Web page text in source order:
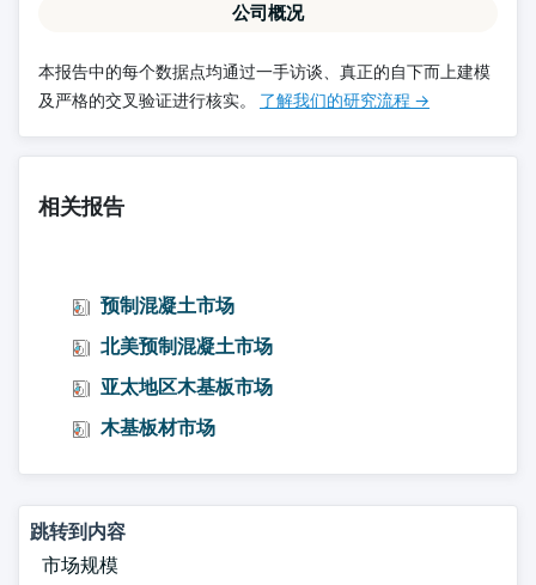
公司概况
本报告中的每个数据点均通过一手访谈、真正的自下而上建模
及严格的交叉验证进行核实。 了解我们的研究流程 →
相关报告
预制混凝土市场
北美预制混凝土市场
亚太地区木基板市场
木基板材市场
跳转到内容
市场规模